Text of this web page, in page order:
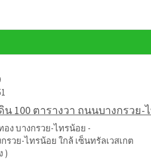
100 ตารางวา ถนนบางกรวย-
ง บางกรวย-ไทรน้อย -
รวย-ไทรน้อย ใกล้ เซ็นทรัลเวสเกต
)